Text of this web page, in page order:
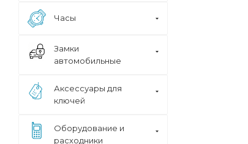
Часы
Замки
автомобильные
Аксессуары для
ключей
Оборудование и
расходники